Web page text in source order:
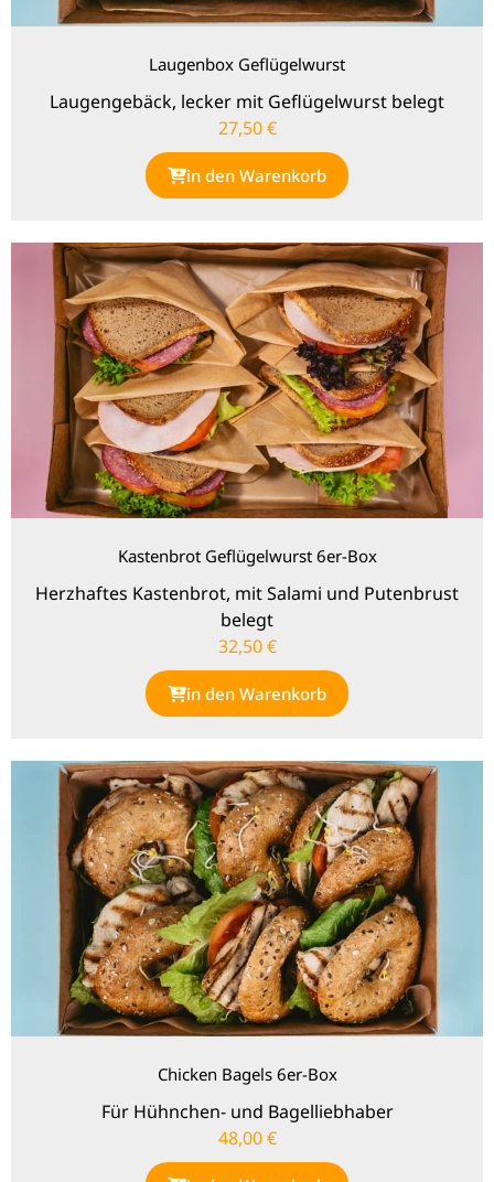
Laugenbox Geflügelwurst
Laugengebäck, lecker mit Geflügelwurst belegt
27,50€
in den Warenkorb
Kastenbrot Geflügelwurst 6er-Box
Herzhaftes Kastenbrot, mit Salami und Putenbrust
belegt
32,50€
in den Warenkorb
Chicken Bagels 6er-Box
Für Hühnchen- und Bagelliebhaber
48,00€